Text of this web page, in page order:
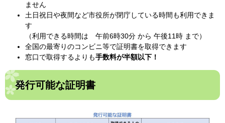
ません
土日祝日や夜間など市役所が閉庁している時間も利用できま
す
（利用できる時間は 午前6時30分 から 午後11時 まで）
全国の最寄りのコンビニ等で証明書を取得できます
窓口で取得するよりも手数料が半額以下！
発行可能な証明書